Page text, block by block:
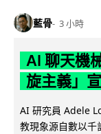
藍骨 3 小時
AI 聊天機
旋主義」
AI 研究員 Adele
教現象源自數以千